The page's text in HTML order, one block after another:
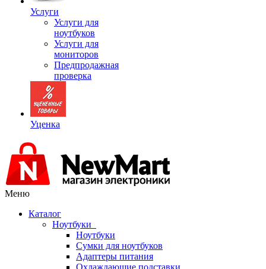
Услуги
Услуги для
ноутбуков
Услуги для
мониторов
Предпродажная
проверка
Уценка
Меню
Каталог
Ноутбуки
Ноутбуки
Сумки для ноутбуков
Адаптеры питания
Охлаждающие подставки